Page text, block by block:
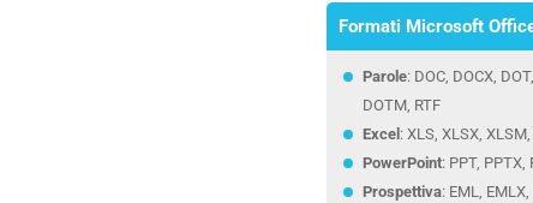
Formati Microsoft
Parole: DOC, DOCX,
DOTM, RTF
Excel : XLS, XLSX,
PowerPoint: PPT, PPTX,
Prospettiva: EML, EMLX,